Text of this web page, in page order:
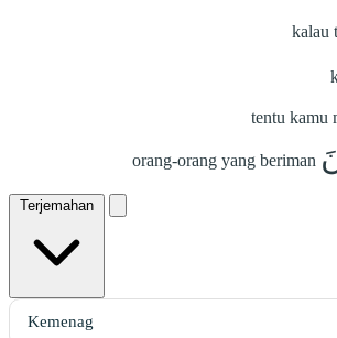
kalau
tentu kamu
orang-orang yang beriman
Terjemahan